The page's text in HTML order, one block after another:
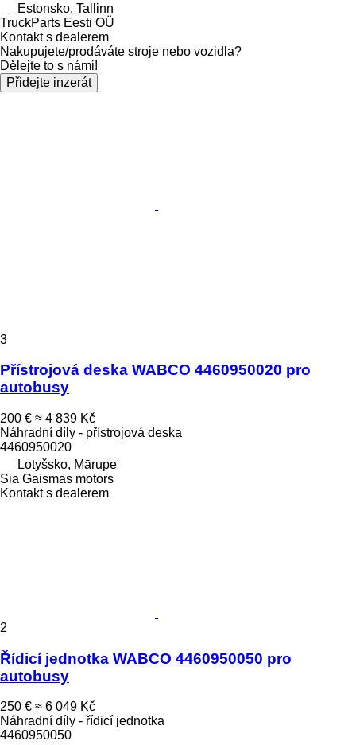
Estonsko, Tallinn
TruckParts Eesti OÜ
Kontakt s dealerem
Nakupujete/prodáváte stroje nebo vozidla?
Dělejte to s námi!
Přidejte inzerát
3
Přístrojová deska WABCO 4460950020 pro
autobusy
200 € ≈ 4 839 Kč
Náhradní díly - přístrojová deska
4460950020
Lotyšsko, Mārupe
Sia Gaismas motors
Kontakt s dealerem
2
Řídicí jednotka WABCO 4460950050 pro
autobusy
250 € ≈ 6 049 Kč
Náhradní díly - řídicí jednotka
4460950050